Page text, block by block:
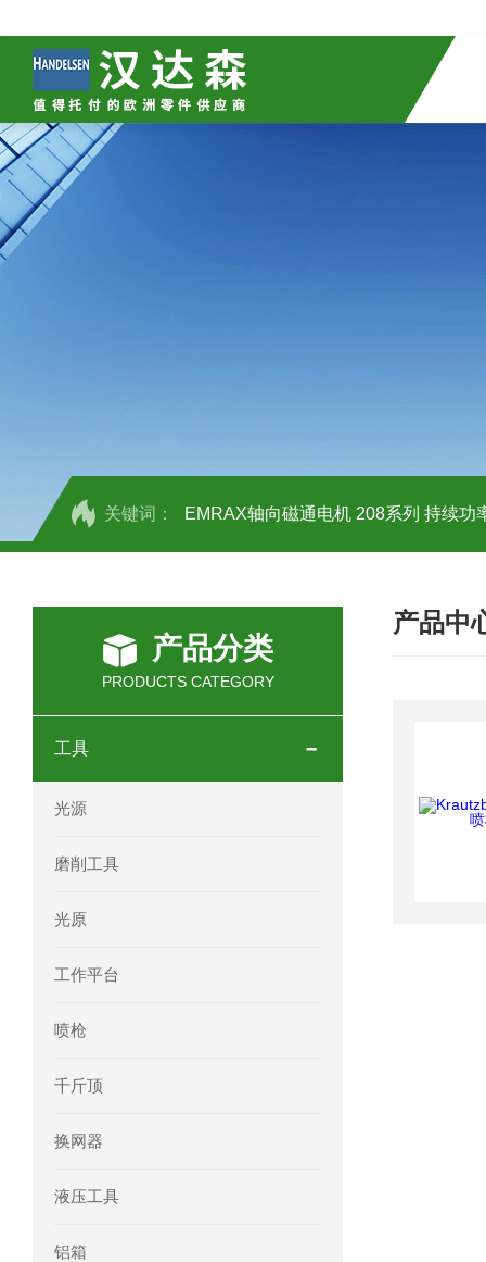
关键词： EMRAX轴向磁通电机 208系列 持续功
OEMER三相同步电机MTES 132SB/2
OEMER三相同步电机MTES 160MA/2
OEMER电机QLS 180M环保农业领域
产品分类
PRODUCTS CATEGORY
工具
光源
磨削工具
光原
工作平台
喷枪
千斤顶
换网器
液压工具
铝箱
产品中